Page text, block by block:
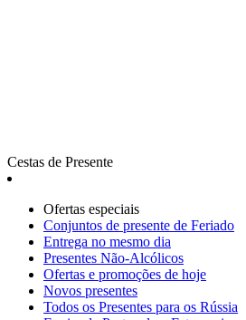
Cestas de Presente
Ofertas especiais
Сonjuntos de presente de Feriado
Entrega no mesmo dia
Presentes Não-Alcólicos
Ofertas e promoções de hoje
Novos presentes
Todos os Presentes para os Rússia